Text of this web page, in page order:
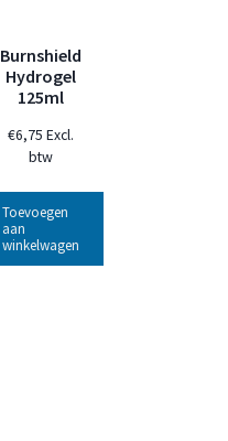
Burnshield
Hydrogel
125ml
€6,75 Excl.
btw
Toevoegen
aan
winkelwagen